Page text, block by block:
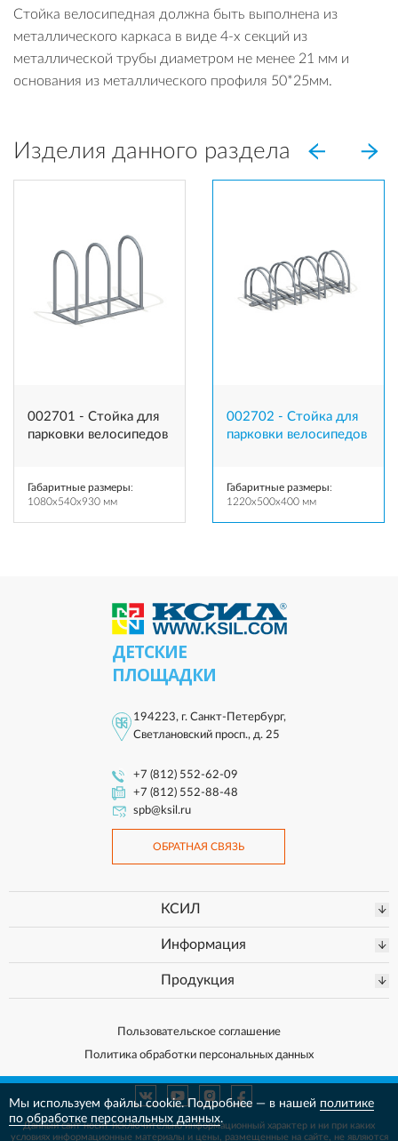
Стойка велосипедная должна быть выполнена из
металлического каркаса в виде 4-х секций из
металлической трубы диаметром не менее 21 мм и
основания из металлического профиля 50*25мм.
Изделия данного раздела
002701 - Стойка для
парковки велосипедов
Габаритные размеры:
1080x540x930 мм
002702 - Стойка для
парковки велосипедов
Габаритные размеры:
1220x500x400 мм
ДЕТСКИЕ
ПЛОЩАДКИ
194223, г. Санкт-Петербург,
Светлановский просп., д. 25
+7 (812) 552-62-09
+7 (812) 552-88-48
spb@ksil.ru
ОБРАТНАЯ СВЯЗЬ
КСИЛ
Информация
Продукция
Пользовательское соглашение
Политика обработки персональных данных
Данный сайт носит исключительно информационный характер и ни при каких
условиях информационные материалы и цены, размещенные на сайте, неявляются
Мы используем файлы cookie. Подробнее — в нашей политике
по обработке персональных данных.